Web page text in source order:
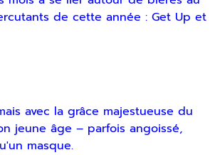
de cette année : Get Up et
avec la grâce majestueuse du
jeune âge – parfois angoissé,
masque.